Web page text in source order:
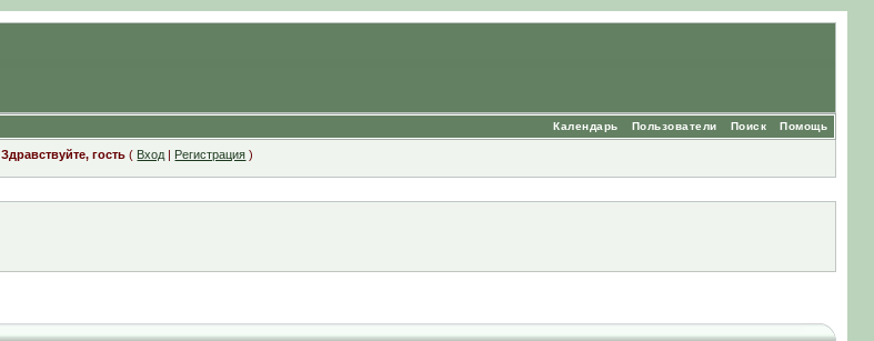
Помощь
Поиск
Пользователи
Календарь
Здравствуйте, гость ( Вход | Регистрация )